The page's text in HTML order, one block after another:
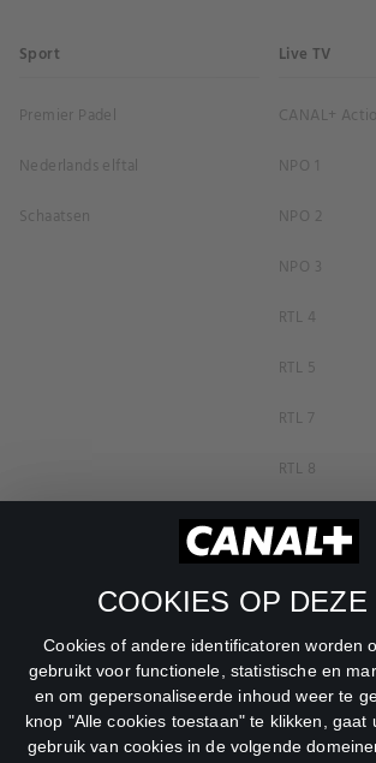
COOKIES OP DEZE
Cookies of andere identificatoren worden
gebruikt voor functionele, statistische en
en om gepersonaliseerde inhoud weer te
knop "Alle cookies toestaan" te klikken, gaat
gebruik van cookies in de volgende
Sport
Premier Padel
Nederlands elftal
Schaatsen
Live TV
CANAL+
NPO 1
NPO 2
NPO 3
RTL 4
RTL 5
RTL 7
RTL 8
RTL Z
SBS6
Veronica
DreamWorks